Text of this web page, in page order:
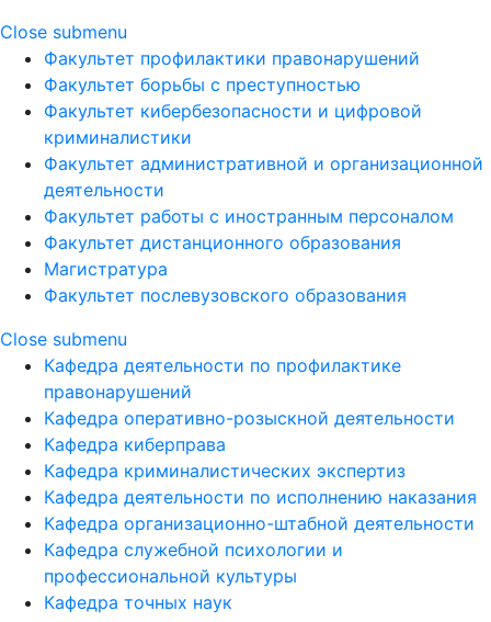
Close submenu
Факультет профилактики правонарушений
Факультет борьбы с преступностью
Факультет кибербезопасности и цифровой
криминалистики
Факультет административной и организационной
деятельности
Факультет работы с иностранным персоналом
Факультет дистанционного образования
Магистратура
Факультет послевузовского образования
Close submenu
Кафедра деятельности по профилактике
правонарушений
Кафедра оперативно-розыскной деятельности
Кафедра киберправа
Кафедра криминалистических экспертиз
Кафедра деятельности по исполнению наказания
Кафедра организационно-штабной деятельности
Кафедра служебной психологии и
профессиональной культуры
Кафедра точных наук